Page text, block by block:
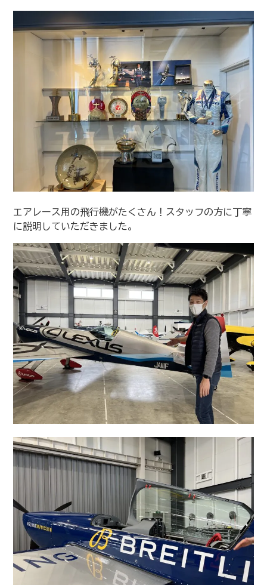
エアレース用の飛行機がたくさん！スタッフの方に丁寧
に説明していただきました。